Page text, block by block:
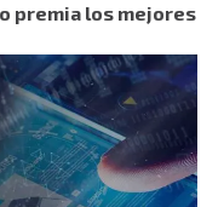
premia los mejores